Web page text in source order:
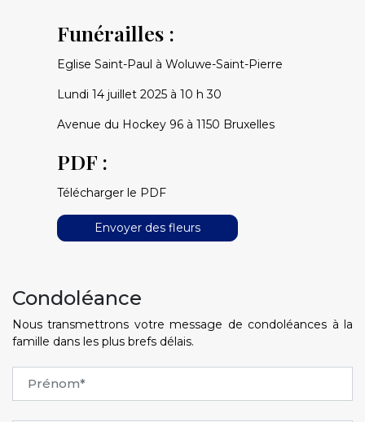
Funérailles :
Eglise Saint-Paul à Woluwe-Saint-Pierre
Lundi 14 juillet 2025 à 10 h 30
Avenue du Hockey 96 à 1150 Bruxelles
PDF :
Télécharger le PDF
Envoyer des fleurs
Condoléance
Nous transmettrons votre message de condoléances à la
famille dans les plus brefs délais.